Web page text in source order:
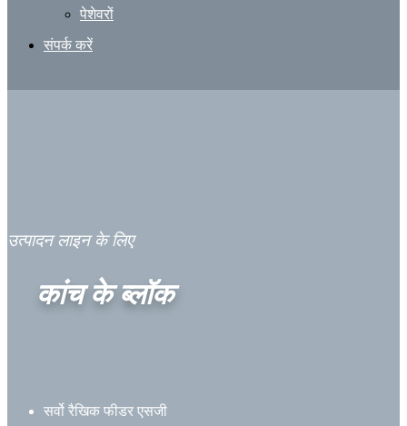
पेशेवरों
संपर्क करें
उत्पादन लाइन के लिए
कांच के ब्लॉक
सर्वो रैखिक फीडर एसजी